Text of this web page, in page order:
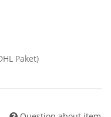
Paket)